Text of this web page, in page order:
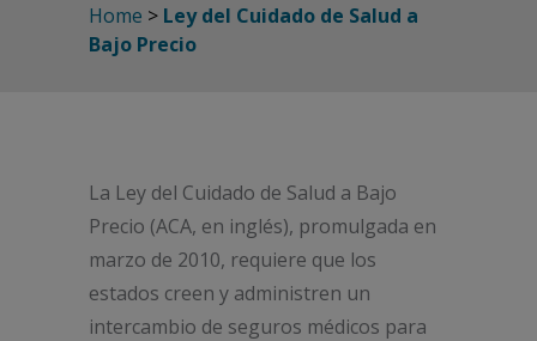
Home > Ley del Cuidado de Salud a
Bajo Precio
La Ley del Cuidado de Salud a Bajo
Precio (ACA, en inglés), promulgada en
marzo de 2010, requiere que los
estados creen y administren un
intercambio de seguros médicos para